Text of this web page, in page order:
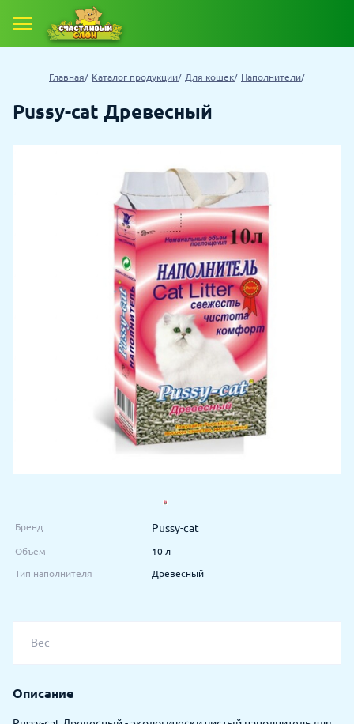
Главная Каталог продукции Для кошек Наполнители
Pussy-cat Древесный
Бренд Pussy-cat
Объем 10 л
Тип наполнителя Древесный
Вес
Описание